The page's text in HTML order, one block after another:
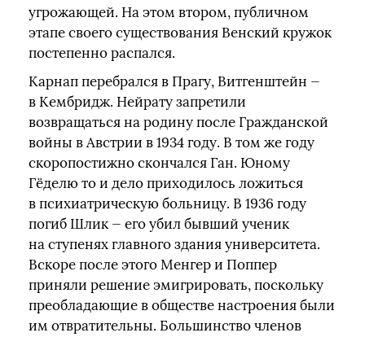
угрожающей. На этом втором, публичном
этапе своего существования Венский кружок
постепенно распался.
Карнап перебрался в Прагу, Витгенштейн —
в Кембридж. Нейрату запретили
возвращаться на родину после Гражданской
войны в Австрии в 1934 году. В том же году
скоропостижно скончался Ган. Юному
Гёделю то и дело приходилось ложиться
в психиатрическую больницу. В 1936 году
погиб Шлик — его убил бывший ученик
на ступенях главного здания университета.
Вскоре после этого Менгер и Поппер
приняли решение эмигрировать, поскольку
преобладающие в обществе настроения были
им отвратительны. Большинство членов